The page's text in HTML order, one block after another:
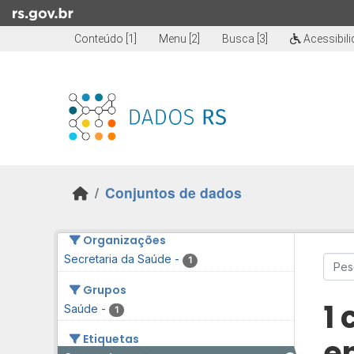
Skip to main content
Conteúdo [1] Menu [2] Busca [3]
Conjuntos de dados
Organizações
Secretaria da Saúde - 1
Grupos
Saúde - 1
Etiquetas
1